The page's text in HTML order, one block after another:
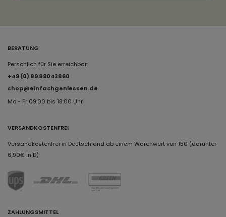
BERATUNG
Persönlich für Sie erreichbar:
+49 (0) 89 89043860
shop@einfachgeniessen.de
Mo - Fr 09:00 bis 18:00 Uhr
VERSANDKOSTENFREI
Versandkostenfrei in Deutschland ab einem Warenwert von 150 (darunter
6,90€ in D)
ZAHLUNGSMITTEL